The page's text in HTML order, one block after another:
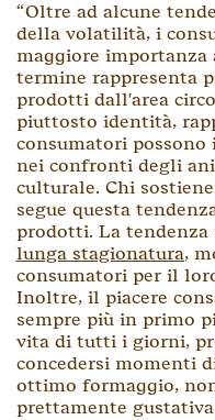
“Oltre ad alcune
della volatilità, i
maggiore importanza
termine rappresenta
prodotti dall'area
piuttosto identità,
consumatori
nei confronti degli
culturale. Chi
segue questa
prodotti. La tendenza
lunga stagionatura,
consumatori per il
Inoltre, il piacere
sempre più in primo
vita di tutti i giorni,
concedersi momenti
ottimo formaggio,
prettamente